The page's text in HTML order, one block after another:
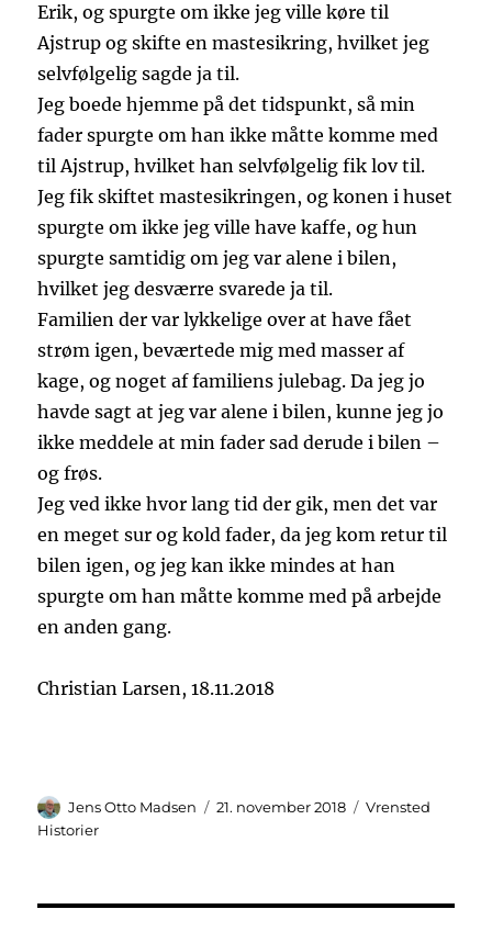
Erik, og spurgte om ikke jeg ville køre til
Ajstrup og skifte en mastesikring, hvilket jeg
selvfølgelig sagde ja til.
Jeg boede hjemme på det tidspunkt, så min
fader spurgte om han ikke måtte komme med
til Ajstrup, hvilket han selvfølgelig fik lov til.
Jeg fik skiftet mastesikringen, og konen i huset
spurgte om ikke jeg ville have kaffe, og hun
spurgte samtidig om jeg var alene i bilen,
hvilket jeg desværre svarede ja til.
Familien der var lykkelige over at have fået
strøm igen, beværtede mig med masser af
kage, og noget af familiens julebag. Da jeg jo
havde sagt at jeg var alene i bilen, kunne jeg jo
ikke meddele at min fader sad derude i bilen –
og frøs.
Jeg ved ikke hvor lang tid der gik, men det var
en meget sur og kold fader, da jeg kom retur til
bilen igen, og jeg kan ikke mindes at han
spurgte om han måtte komme med på arbejde
en anden gang.
Christian Larsen, 18.11.2018
Forfatter
Jens Otto Madsen Udgivet
21. november 2018 Kategorier
Vrensted
Historier